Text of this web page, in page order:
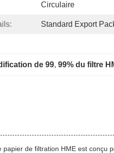
Circulaire
Standard Export
de 99, 99% du filtre
de filtration HME est conçu